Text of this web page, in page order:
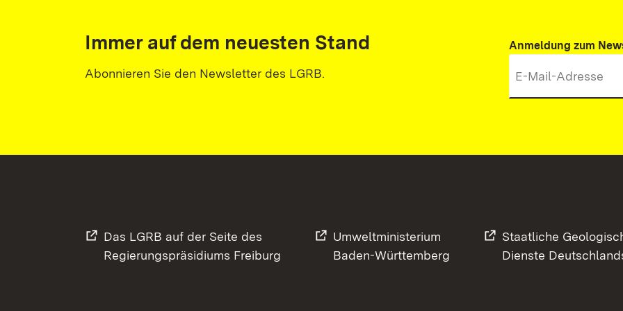
Immer auf dem neuesten Stand
Abonnieren Sie den Newsletter des LGRB.
Anmeldung zum
Das LGRB auf der Seite des
Regierungspräsidiums Freiburg
Umweltministerium
Baden-Württemberg
Staatliche
Dienste